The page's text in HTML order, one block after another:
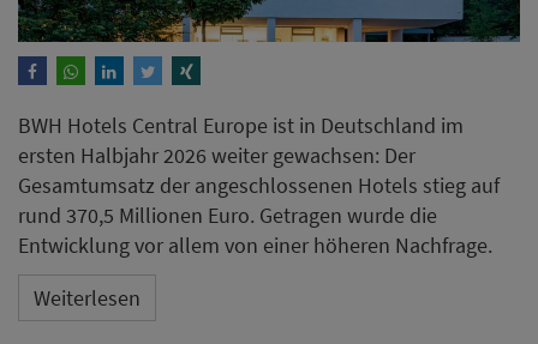
BWH Hotels Central Europe ist in Deutschland im
ersten Halbjahr 2026 weiter gewachsen: Der
Gesamtumsatz der angeschlossenen Hotels stieg auf
rund 370,5 Millionen Euro. Getragen wurde die
Entwicklung vor allem von einer höheren Nachfrage.
Weiterlesen